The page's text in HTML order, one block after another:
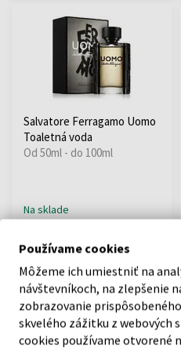
Salvatore Ferragamo Uomo
Toaletná voda
Od 50ml - do 100ml
Na sklade
od 31,98 €do 46,74 €
Používame cookies
Môžeme ich umiestniť na
návštevníkoch, na zlepšenie
zobrazovanie
skvelého zážitku z webových
cookies používame otvorené